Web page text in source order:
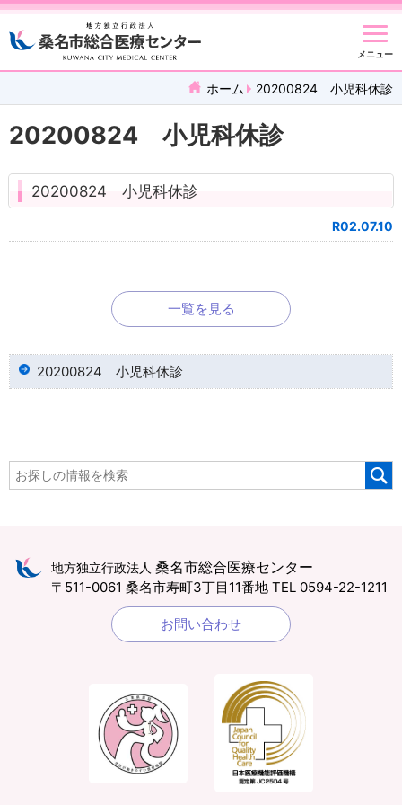
メニュー
ホーム 20200824 小児科休診
20200824 小児科休診
20200824 小児科休診
R02.07.10
一覧を見る
20200824 小児科休診
地方独立行政法人 桑名市総合医療センター
〒511-0061 桑名市寿町3丁目11番地 TEL 0594-22-1211
お問い合わせ